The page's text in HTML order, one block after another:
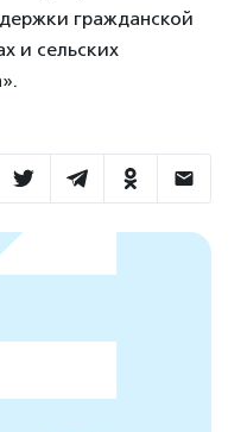
гражданской
и сельских